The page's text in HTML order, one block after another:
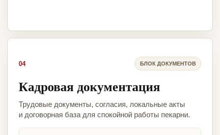
04 БЛОК ДОКУМЕНТОВ
Кадровая документация
Трудовые документы, согласия, локальные акты
и договорная база для спокойной работы пекарни.